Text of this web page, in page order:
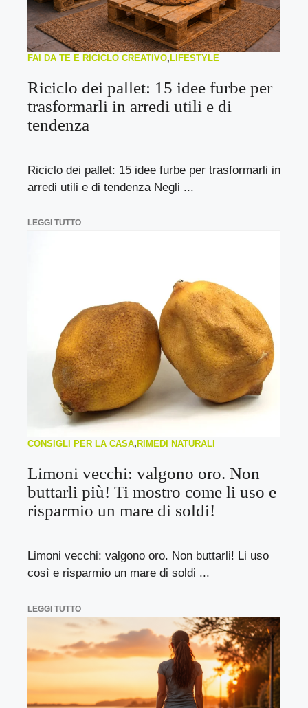
FAI DA TE E RICICLO CREATIVO,LIFESTYLE
Riciclo dei pallet: 15 idee furbe per
trasformarli in arredi utili e di
tendenza
Riciclo dei pallet: 15 idee furbe per trasformarli in
arredi utili e di tendenza Negli ...
LEGGI TUTTO
CONSIGLI PER LA CASA, RIMEDI NATURALI
Limoni vecchi: valgono oro. Non
buttarli più! Ti mostro come li uso e
risparmio un mare di soldi!
Limoni vecchi: valgono oro. Non buttarli! Li uso
così e risparmio un mare di soldi ...
LEGGI TUTTO